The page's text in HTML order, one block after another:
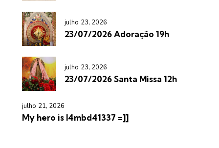
julho 23, 2026
23/07/2026 Adoração 19h
julho 23, 2026
23/07/2026 Santa Missa 12h
julho 21, 2026
My hero is l4mbd41337 =]]